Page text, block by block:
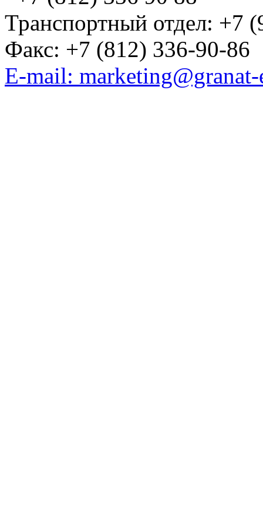
Транспортный отдел: +7
Факс: +7 (812) 336-90-86
E-mail: